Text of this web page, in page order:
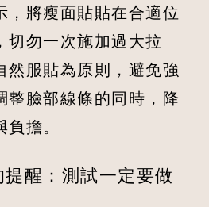
，將瘦面貼貼在合適位
切勿一次施加過大拉
然服貼為原則，避免強
整臉部線條的同時，降
擔。
醒：測試一定要做